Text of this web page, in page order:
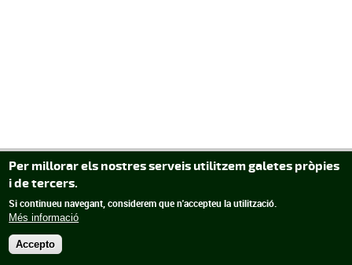
Per millorar els nostres serveis utilitzem galetes pròpies
i de tercers.
Si continueu navegant, considerem que n'accepteu la utilització.
Més informació
Accepto